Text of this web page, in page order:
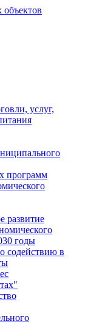
объектов
услуг,
программ
развитие
годы
содействию в